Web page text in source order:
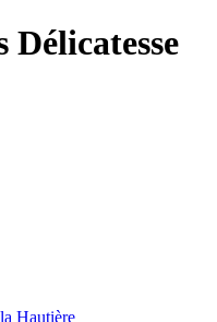
Délicatesse
Hautière